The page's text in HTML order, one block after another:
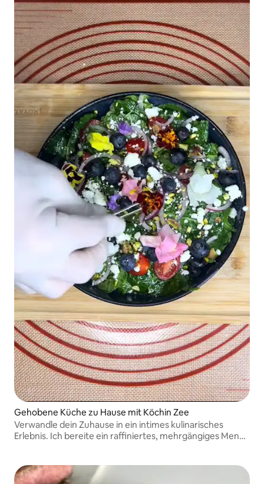
Gehobene Küche zu Hause mit Köchin Zee
Verwandle dein Zuhause in ein intimes kulinarisches
Erlebnis. Ich bereite ein raffiniertes, mehrgängiges Menü
tadellosen Service.